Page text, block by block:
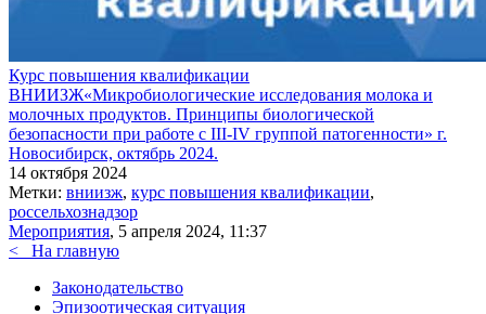
Курс повышения квалификации
ВНИИЗЖ«Микробиологические исследования молока и
молочных продуктов. Принципы биологической
безопасности при работе с ІІІ-ІV группой патогенности» г.
Новосибирск, октябрь 2024.
14 октября 2024
Метки: вниизж, курс повышения квалификации,
россельхознадзор
Мероприятия, 5 апреля 2024, 11:37
<
На главную
Законодательство
Эпизоотическая ситуация